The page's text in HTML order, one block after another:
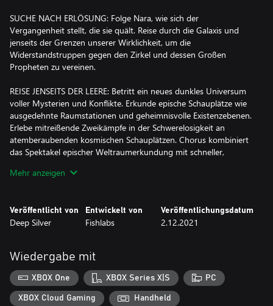
SUCHE NACH ERLÖSUNG: Folge Nara, wie sich der
Vergangenheit stellt, die sie quält. Reise durch die Galaxis und
jenseits der Grenzen unserer Wirklichkeit, um die
Widerstandstruppen gegen den Zirkel und dessen Großen
Propheten zu vereinen.
REISE JENSEITS DER LEERE: Betritt ein neues dunkles Universum
voller Mysterien und Konflikte. Erkunde epische Schauplätze wie
ausgedehnte Raumstationen und geheimnisvolle Existenzebenen.
Erlebe mitreißende Zweikämpfe in der Schwerelosigkeit an
atemberaubenden kosmischen Schauplätzen. Chorus kombiniert
das Spektakel epischer Weltraumerkundung mit schneller,
einzigartige Drift-Mechanik deines Schiffs und setze übersinnliche
Fähigkeiten wie Wahrnehmung, Teleportation oder Telekinese
Schlachtschiffe auszuschalten. Meistere das Zusammenspiel
deiner Kräfte und werde zur ultimativen lebenden Waffe.
Mehr anzeigen
Veröffentlicht von
Deep Silver
Entwickelt von
Fishlabs
Veröffentlichungsdatum
2.12.2021
Wiedergabe mit
XBOX One XBOX Series X|S PC
XBOX Cloud Gaming Handheld